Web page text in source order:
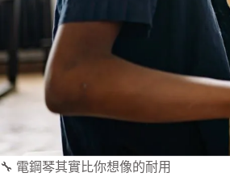
🔧 電鋼琴其實比你想像的耐用